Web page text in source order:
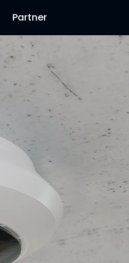
Partner